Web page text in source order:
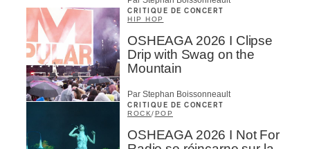
CRITIQUE DE CONCERT
HIP HOP
OSHEAGA 2026 I Clipse
Drip with Swag on the
Mountain
Par Stephan Boissonneault
CRITIQUE DE CONCERT
ROCK/POP
OSHEAGA 2026 I Not For